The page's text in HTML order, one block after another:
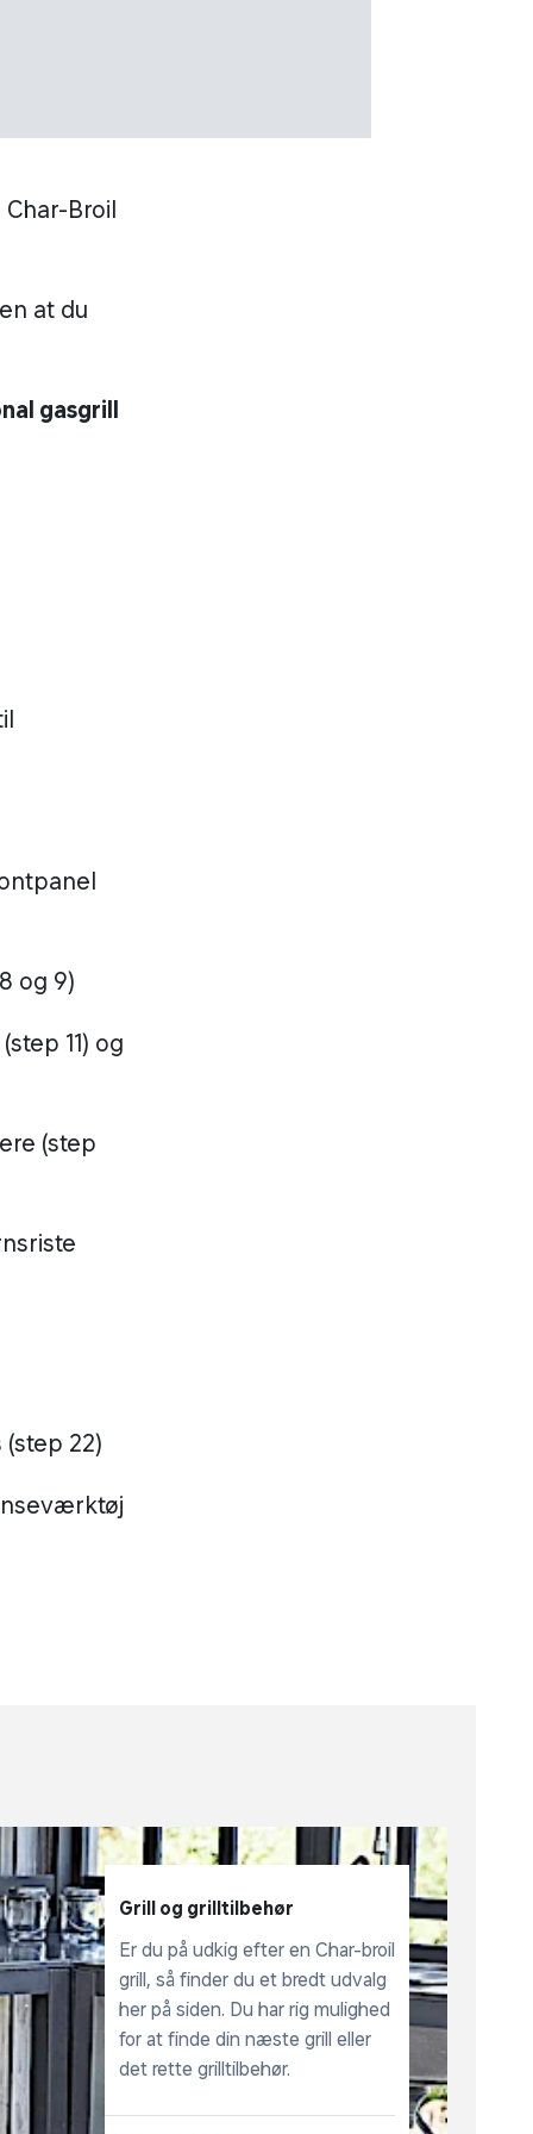
Broil
at du
gasgrill
og 9)
11) og
(step
22)
Grill og grilltilbehør
Er du på udkig efter en Char-broil
grill, så finder du et bredt udvalg
her på siden. Du har rig mulighed
for at finde din næste grill eller
det rette grilltilbehør.